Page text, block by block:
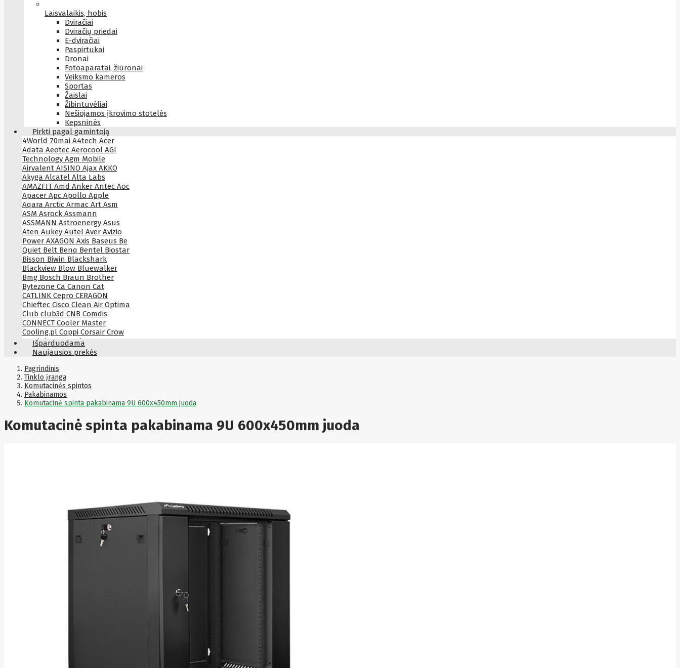
Laisvalaikis, hobis
Dviračiai
Dviračių priedai
E-dviračiai
Paspirtukai
Dronai
Fotoaparatai, žiūronai
Veiksmo kameros
Sportas
Žaislai
Žibintuvėliai
Nešiojamos įkrovimo stotelės
Kepsninės
Pirkti pagal gamintoją
4World 70mai A4tech Acer
Adata Aeotec Aerocool AGI
Technology Agm Mobile
Airvalent AISINO Ajax AKKO
Akyga Alcatel Alta Labs
AMAZFIT Amd Anker Antec Aoc
Apacer Apc Apollo Apple
Aqara Arctic Armac Art Asm
ASM Asrock Assmann
ASSMANN Astroenergy Asus
Aten Aukey Autel Aver Avizio
Power AXAGON Axis Baseus Be
Quiet Belt Benq Bentel Biostar
Bisson Biwin Blackshark
Blackview Blow Bluewalker
Bmg Bosch Braun Brother
Bytezone Ca Canon Cat
CATLINK Cepro CERAGON
Chieftec Cisco Clean Air Optima
Club club3d CNB Comdis
CONNECT Cooler Master
Cooling.pl Coppi Corsair Crow
CrucialCYBERCyberPower
CyberpowerD-linkDaewoo
Dahua DataCore
DefenderDell
DicotaDIGITAL
DomoDouble ADreame
DURABOOKDymo
EagleriseEatonEcoFlow
Electronic ArtsElementElgato
EmuENDORFY Energenie
FujitsuG.skill
GarminGazer
GenWay Getac
Gn NetcomGolden
Išparduodama
Naujausios prekės
Pagrindinis
Tinklo įranga
Komutacinės spintos
Pakabinamos
Komutacinė spinta pakabinama 9U 600x450mm juoda
Komutacinė spinta pakabinama 9U 600x450mm juoda